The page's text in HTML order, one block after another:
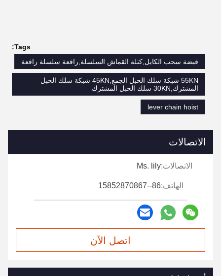
Tags:
قبضة سحب الكابل,كتلة القماش السلسلة,رافعة سلسلة رافعة
55KN شبكة سلك الحبل الجمع,45KN شبكة سلك الحبل
المشترك,30KN سلك الحبل المشترك
lever chain hoist
الاتصالات
الاتصالات:Ms. lily
الهاتف:86--15852870867
اتصل الآن